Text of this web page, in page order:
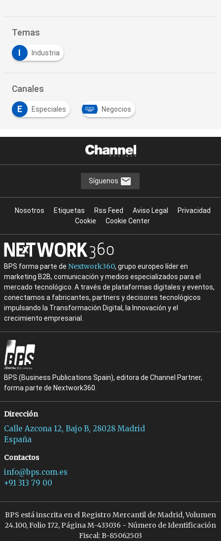
Temas
I Industria
Canales
E Especiales Negocios
Síguenos
Nosotros Etiquetas Rss Feed Aviso Legal
Privacidad
Cookie
Cookie Center
BPS forma parte de Nextwork360, grupo europeo líder en
marketing B2B, comunicación y medios especializados para el
mercado tecnológico. A través de plataformas digitales y eventos,
conectamos a fabricantes, partners y decisores tecnológicos
impulsando la Transformación Digital, la Innovación y el
crecimiento empresarial.
BPS (Business Publications Spain), editora de Channel Partner,
forma parte de Nextwork360.
Dirección
Calle Azcona 12, Bajo B, 28028 Madrid
España
Contactos
info@bps.com.es
+91 313 79 00
BPS está inscrita en el Registro Mercantil de Madrid, Volumen
24.100, Folio 172, Página M-433036 - Número de Identificación
Fiscal: B-85062503